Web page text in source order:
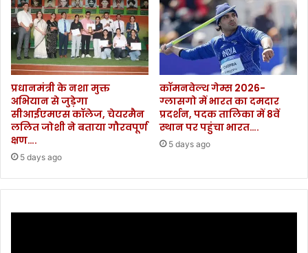
प्रधानमंत्री के नशा मुक्त
अभियान से जुड़ेगा
सीआईएमएस कॉलेज, चेयरमैन
ललित जोशी ने बताया गौरवपूर्ण
क्षण….
5 days ago
कॉमनवेल्थ गेम्स 2026-
ग्लासगो में भारत का दमदार
प्रदर्शन, पदक तालिका में 8वें
स्थान पर पहुंचा भारत….
5 days ago